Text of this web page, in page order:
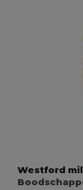
Westford